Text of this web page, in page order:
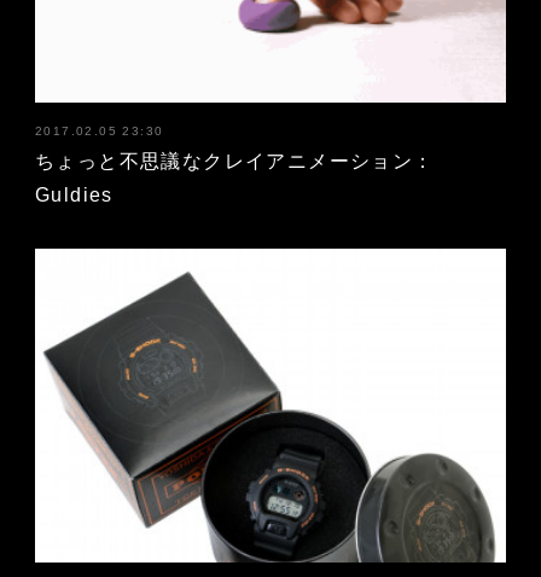
2017.02.05 23:30
ちょっと不思議なクレイアニメーション：
Guldies